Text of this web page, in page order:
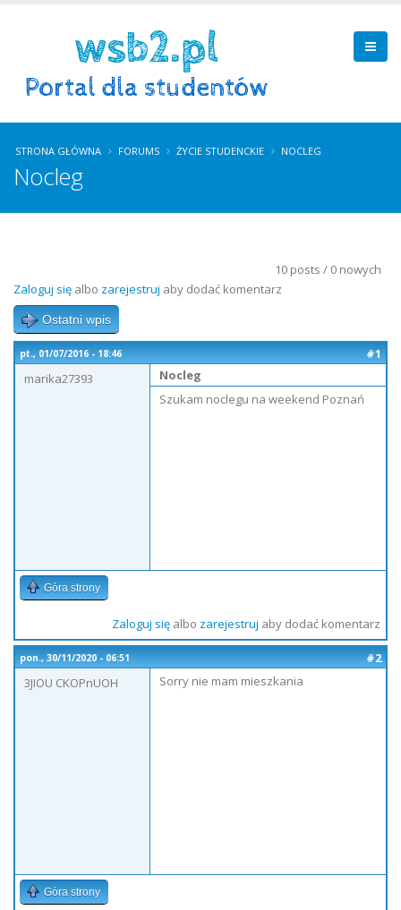
STRONA GŁÓWNA FORUMS ŻYCIE STUDENCKIE NOCLEG
Nocleg
10 posts / 0 nowych
Zaloguj się albo zarejestruj aby dodać komentarz
Ostatni wpis
pt., 01/07/2016 - 18:46
#1
marika27393
Nocleg
Szukam noclegu na weekend Poznań
Góra strony
Zaloguj sięalbo zarejestruj aby dodać komentarz
pon., 30/11/2020 - 06:51
#2
3JIOU CKOPnUOH
Sorry nie mam mieszkania
Góra strony